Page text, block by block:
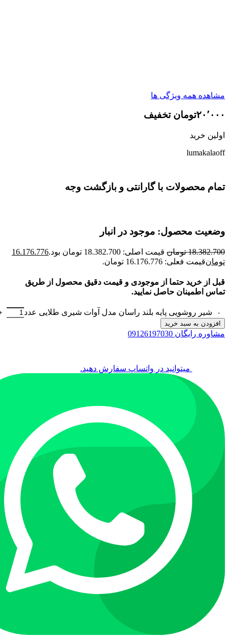
مشاهده همه ویژگی ها
۲۰٬۰۰۰تومان تخفیف
اولین خرید
lumakalaoff
تمام محصولات با گارانتی و بازگشت وجه
وضعیت محصول: موجود در انبار
18.382.700 تومان قیمت اصلی: 18.382.700 تومان بود.
16.176.776
تومانقیمت فعلی: 16.176.776 تومان.
قبل از خرید حتما از موجودی و قیمت دقیق محصول از طریق
تماس اطمینان حاصل نمایید.
شیر روشویی پایه بلند راسان مدل آوات شیری طلایی عدد
افزودن به سبد خرید
مشاوره رایگان 09126197030
میتوانید در واتساپ سفارش دهید.